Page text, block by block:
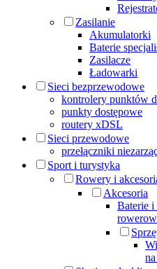
Zasilanie
Akumulatorki
Baterie
Zasilacze
Ładowarki
Sieci bezprzewodowe
kontrolery punktów
punkty dostępowe
routery xDSL
Sieci przewodowe
przełączniki
Sport i turystyka
Rowery i
Akcesoria
Baterie i